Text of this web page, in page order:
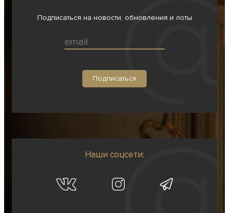
Подписаться на новости, обновления и лоты
Наши соцсети: